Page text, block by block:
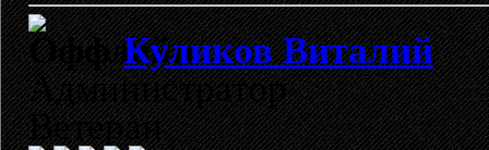
Куликов Виталий
Администратор
Ветеран